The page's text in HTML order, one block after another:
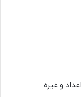
و غیره